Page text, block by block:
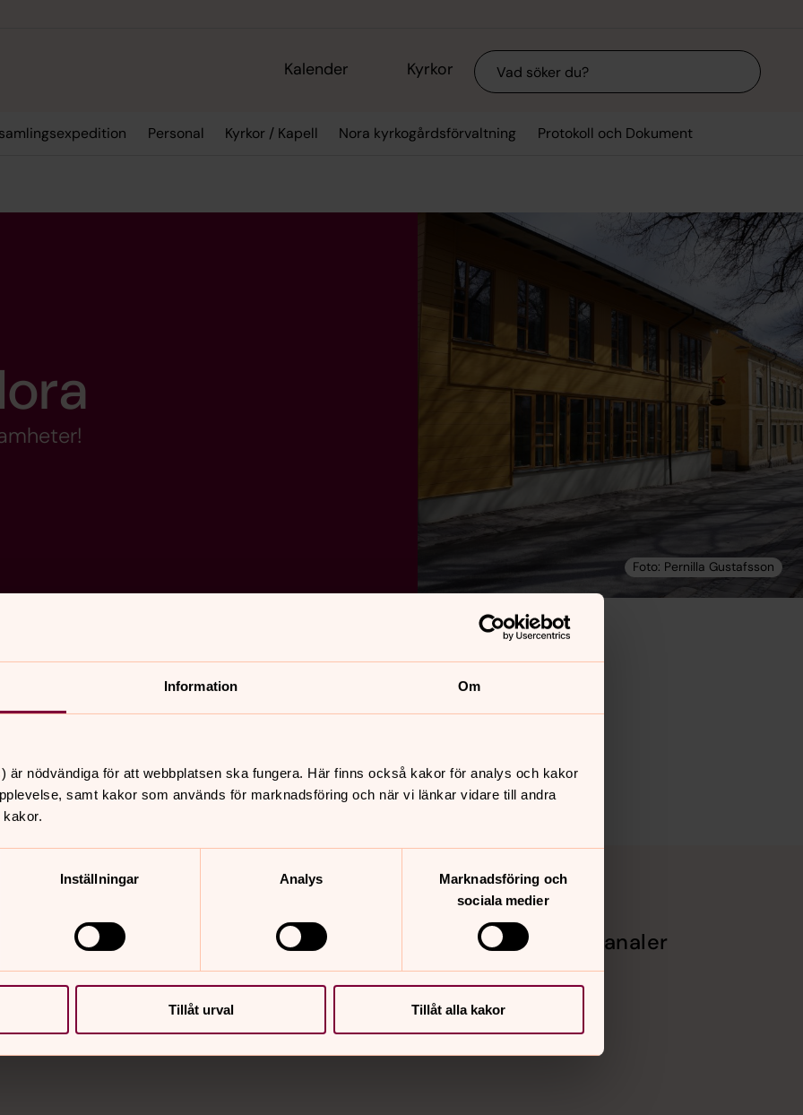
Information Om
är nödvändiga för att webbplatsen ska fungera. Här finns också kakor för analys och kakor
samt kakor som används för marknadsföring och när vi länkar vidare till andra
Inställningar Analys
Marknadsföring och
sociala medier
Tillåt urval Tillåt alla kakor
Kalender Kyrkor Sök
Personal Kyrkor / Kapell Nora kyrkogårdsförvaltning Protokoll och Dokument
Hitta snabbt
Sidkarta
Sociala kanaler
Facebook